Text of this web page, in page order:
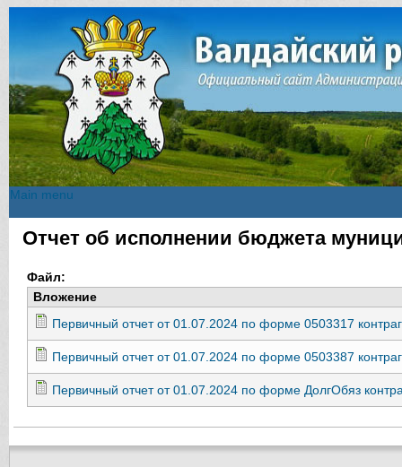
Main menu
Вы здесь
Отчет об исполнении бюджета
Файл:
Вложение
Первичный отчет от 01.07.2024 по форме 0503317
Первичный отчет от 01.07.2024 по форме 0503387
Первичный отчет от 01.07.2024 по форме ДолгОбяз